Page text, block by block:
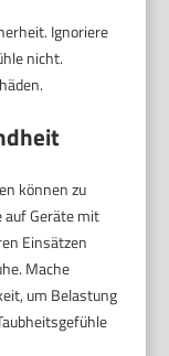
Ignoriere
nicht.
können zu
auf Geräte mit
Einsätzen
Mache
um Belastung